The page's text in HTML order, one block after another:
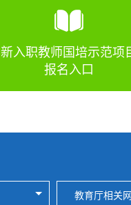
新入职教师国培示范项
报名入口
教育厅相关